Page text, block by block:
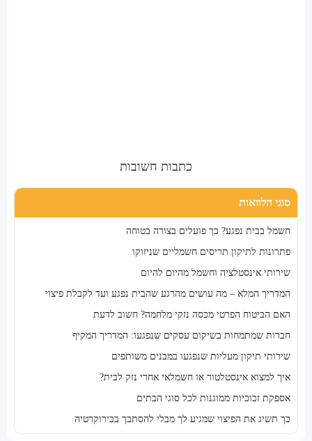
כתבות חשובות
סוגי הלוואות
חשמל בבית נפגע? כך פועלים בצורה בטוחה
פתרונות לתיקון תריסים חשמליים שניזוקו
שירותי אינסטלציה וחשמל מהיום להיום
המדריך המלא – מה עושים מהרגע שהבית נפגע ועד לקבלת פיצוי
האם הביטוח הפרטי מכסה נזקי מלחמה? חשוב לדעת
חברות שמתמחות בשיקום עסקים שנפגעו: המדריך המקיף
שירותי תיקון מעליות שנפגעו במבנים משותפים
איך למצוא אינסטלטור או חשמלאי אחרי נזק לבית?
אספקת זכוכיות ממוגנות לכל סוגי הבתים
כך תשיג את הפיצוי שמגיע לך מבלי להסתבך בבירוקרטיה